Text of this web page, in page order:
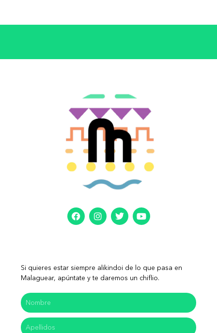
Si quieres estar siempre alikindoi de lo que pasa en
Malaguear, apúntate y te daremos un chiflio.